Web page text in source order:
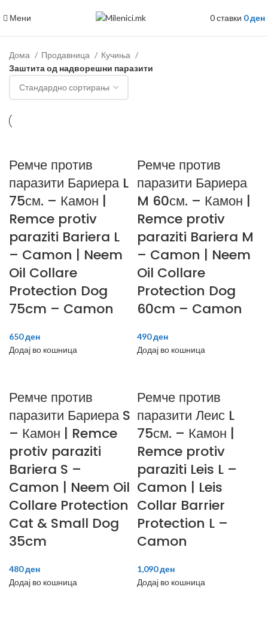
Мени 0ставки 0ден
Дома Продавница
Кучиња
Заштита од надворешни паразити
Ремче против
паразити Бариера L
75см. – Камон |
Remce protiv
paraziti Bariera L
– Camon | Neem
Oil Collare
Protection Dog
75cm – Camon
650ден
Додај во кошница
Ремче против
паразити Бариера
M 60см. – Камон |
Remce protiv
paraziti Bariera M
– Camon | Neem
Oil Collare
Protection Dog
60cm – Camon
490ден
Додај во кошница
Ремче против
паразити Бариера S
– Камон | Remce
protiv paraziti
Bariera S –
Camon | Neem Oil
Collare Protection
Cat & Small Dog
35cm
480ден
Додај во кошница
Ремче против
паразити Леис L
75см. – Камон |
Remce protiv
paraziti Leis L –
Camon | Leis
Collar Barrier
Protection L –
Camon
1,090ден
Додај во кошница